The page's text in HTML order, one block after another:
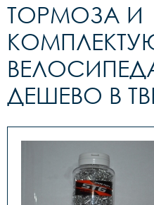
ТОРМОЗА И
ДЕШЕВО В